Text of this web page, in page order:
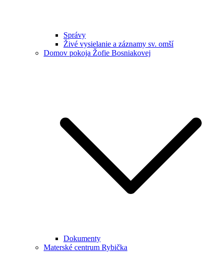
Správy
Živé vysielanie a záznamy sv. omší
Domov pokoja Žofie Bosniakovej
Dokumenty
Materské centrum Rybička